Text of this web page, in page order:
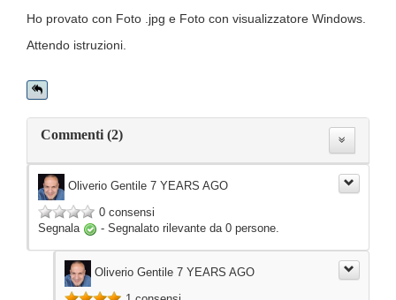
Ho provato con Foto .jpg e Foto con visualizzatore Windows.
Attendo istruzioni.
Commenti (2)
Oliverio Gentile 7 YEARS AGO
0 consensi
Segnala
- Segnalato rilevante da 0 persone.
Oliverio Gentile 7 YEARS AGO